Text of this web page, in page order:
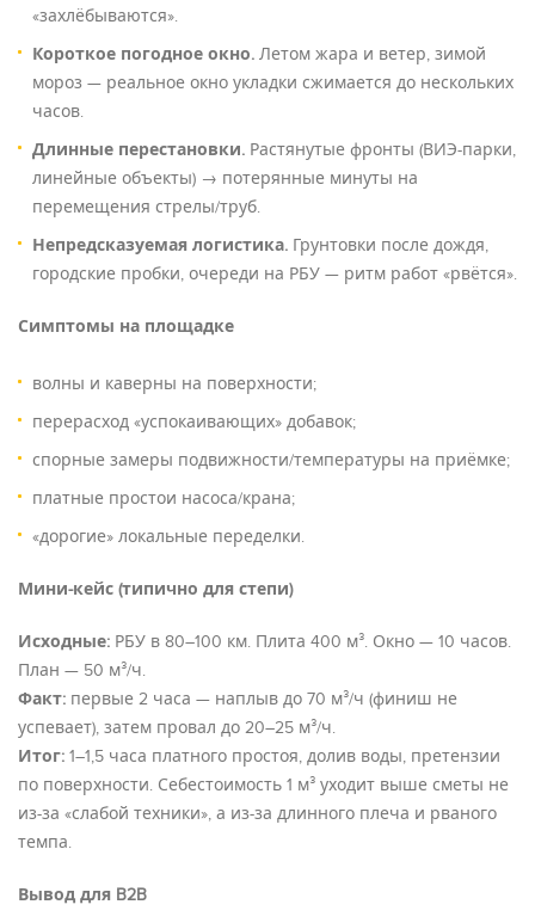
«захлёбываются».
Короткое погодное окно. Летом жара и ветер, зимой
мороз — реальное окно укладки сжимается до нескольких
часов.
Длинные перестановки. Растянутые фронты (ВИЭ-парки,
линейные объекты) → потерянные минуты на
перемещения стрелы/труб.
Непредсказуемая логистика. Грунтовки после дождя,
городские пробки, очереди на РБУ — ритм работ «рвётся».
Симптомы на площадке
волны и каверны на поверхности;
перерасход «успокаивающих» добавок;
спорные замеры подвижности/температуры на приёмке;
платные простои насоса/крана;
«дорогие» локальные переделки.
Мини-кейс (типично для степи)
Исходные: РБУ в 80–100 км. Плита 400 м³. Окно — 10 часов.
План — 50 м³/ч.
Факт: первые 2 часа — наплыв до 70 м³/ч (финиш не
успевает), затем провал до 20–25 м³/ч.
Итог: 1–1,5 часа платного простоя, долив воды, претензии
по поверхности. Себестоимость 1 м³ уходит выше сметы не
из-за «слабой техники», а из-за длинного плеча и рваного
темпа.
Вывод для B2B